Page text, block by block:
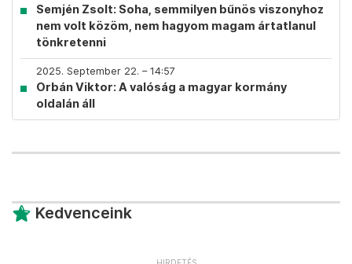
Semjén Zsolt: Soha, semmilyen bűnös viszonyhoz
nem volt közöm, nem hagyom magam ártatlanul
tönkretenni
2025. September 22. – 14:57
Orbán Viktor: A valóság a magyar kormány
oldalán áll
Kedvenceink